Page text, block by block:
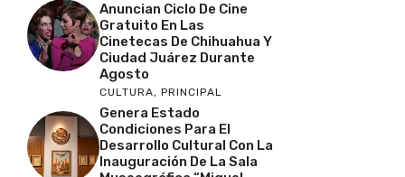
Anuncian Ciclo De Cine
Gratuito En Las
Cinetecas De Chihuahua Y
Ciudad Juárez Durante
Agosto
CULTURA, PRINCIPAL
Genera Estado
Condiciones Para El
Desarrollo Cultural Con La
Inauguración De La Sala